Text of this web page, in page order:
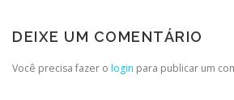
DEIXE UM COMENTÁRIO
Você precisa fazer o login para publicar um